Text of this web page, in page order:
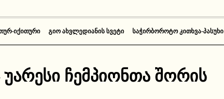
ᲘᲥᲘᲗᲣᲠᲘ ᲒᲘᲝ ᲐᲮᲕᲚᲔᲓᲘᲐᲜᲘᲡ ᲡᲕᲔᲢᲘ ᲡᲐᲭᲘᲠᲑᲝᲠᲝᲢᲝ ᲙᲘᲗᲮᲕᲐ-ᲞᲐᲡᲣᲮᲘ
ჩემპიონთა შორის